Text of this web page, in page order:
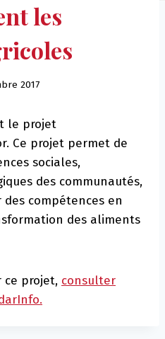
les
2017
le projet
Ce projet permet de
sociales,
des communautés,
compétences en
des aliments
ce projet, consulter